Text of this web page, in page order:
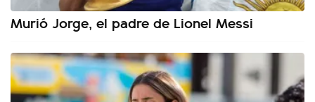
Murió Jorge, el padre de Lionel Messi